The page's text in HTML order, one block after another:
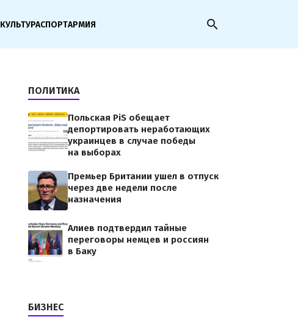
КУЛЬТУРАСПОРТАРМИЯ search
ПОЛИТИКА
Польская PiS обещает
депортировать неработающих
украинцев в случае победы
на выборах
Премьер Британии ушел в отпуск
через две недели после
назначения
Алиев подтвердил тайные
переговоры немцев и россиян
в Баку
БИЗНЕС